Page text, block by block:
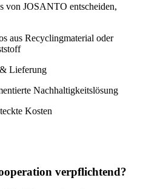
von JOSANTO entscheiden,
aus Recyclingmaterial oder
Lieferung
Nachhaltigkeitslösung
Kosten
verpflichtend?